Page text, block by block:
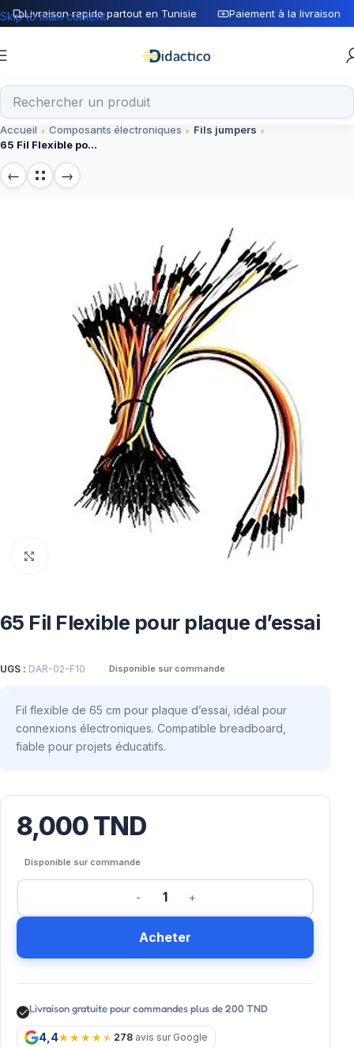
Livraison rapide partout en Tunisie Paiement à la livraison
Skip to main content
Accueil Composants électroniques
Fils jumpers
65 Fil Flexible pour plaque d’essai
65 Fil Flexible pour plaque d’essai
UGS : DAR-02-F10 Disponible sur commande
Fil flexible de 65 cm pour plaque d’essai, idéal pour
connexions électroniques. Compatible breadboard,
fiable pour projets éducatifs.
8,000TND
Disponible sur commande
Acheter
Livraison gratuite pour commandes plus de 200 TND
4,4 278 avis sur Google